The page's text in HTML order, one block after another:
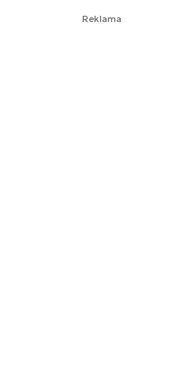
Reklama